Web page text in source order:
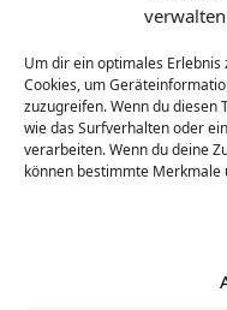
verwalten
Um dir ein optimales
Cookies, um
zuzugreifen. Wenn du diesen
wie das Surfverhalten oder
verarbeiten. Wenn du deine
können bestimmte
1 Theorieeinheit (ca.
Die Teilnehmerzahl
Kosten: 190 €